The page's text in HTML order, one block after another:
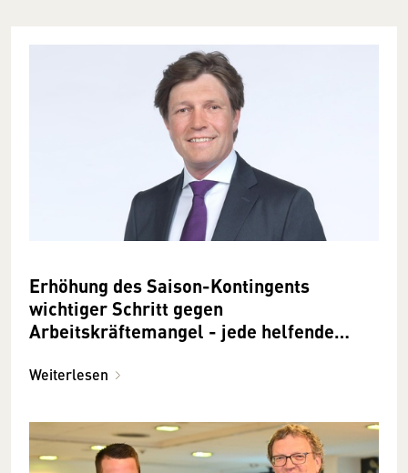
Erhöhung des Saison-Kontingents
wichtiger Schritt gegen
Arbeitskräftemangel - jede helfende
Weiterlesen